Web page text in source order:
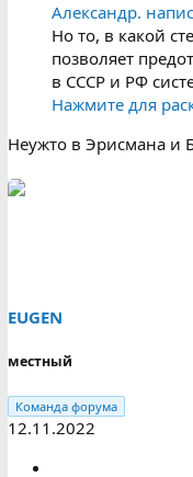
Александр.
Но то, в какой
позволяет
в СССР и РФ
Нажмите для
Неужто в Эрисмана и
EUGEN
местный
Команда форума
12.11.2022